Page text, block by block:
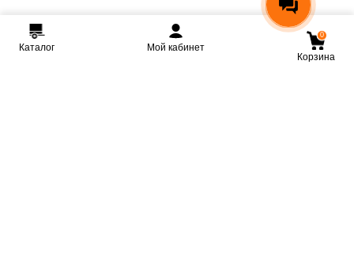
Каталог Мой кабинет
0
Корзина